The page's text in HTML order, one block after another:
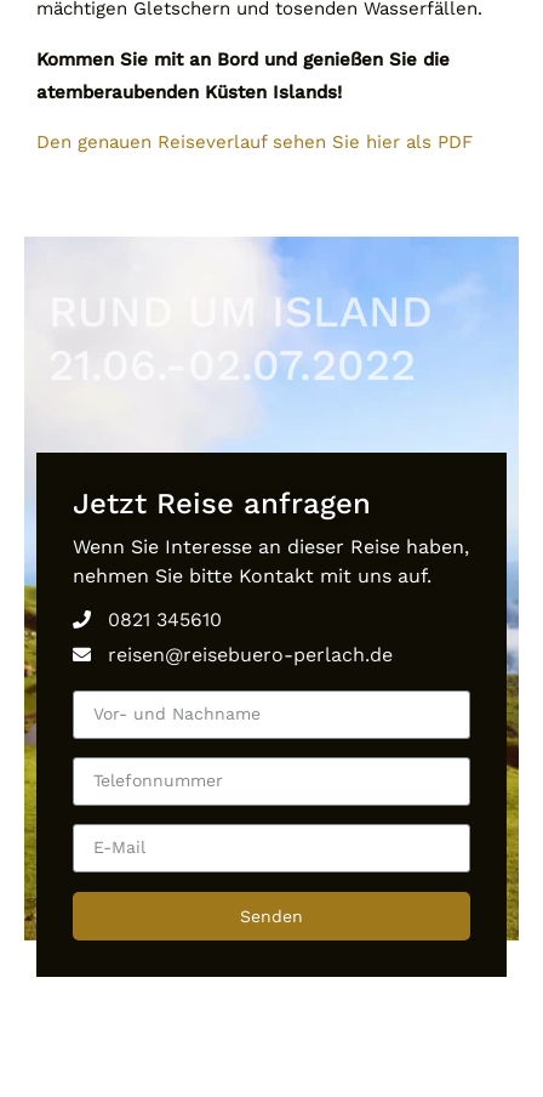
mächtigen Gletschern und tosenden Wasserfällen.
Kommen Sie mit an Bord und genießen Sie die
atemberaubenden Küsten Islands!
Den genauen Reiseverlauf sehen Sie hier als PDF
RUND UM ISLAND
21.06.-02.07.2022
Jetzt Reise anfragen
Wenn Sie Interesse an dieser Reise haben,
nehmen Sie bitte Kontakt mit uns auf.
0821 345610
reisen@reisebuero-perlach.de
Senden